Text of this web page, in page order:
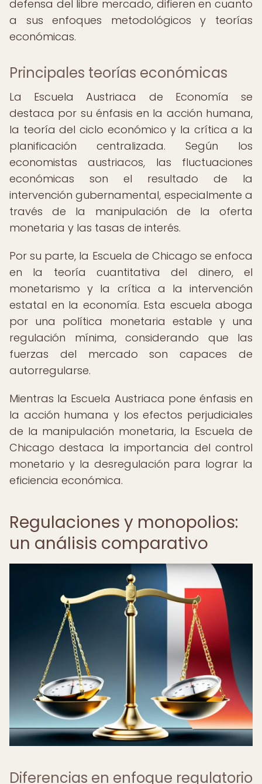
defensa del libre mercado, difieren en cuanto
a sus enfoques metodológicos y teorías
económicas.
Principales teorías económicas
La Escuela Austriaca de Economía se
destaca por su énfasis en la acción humana,
la teoría del ciclo económico y la crítica a la
planificación centralizada. Según los
economistas austriacos, las fluctuaciones
económicas son el resultado de la
intervención gubernamental, especialmente a
través de la manipulación de la oferta
monetaria y las tasas de interés.
Por su parte, la Escuela de Chicago se enfoca
en la teoría cuantitativa del dinero, el
monetarismo y la crítica a la intervención
estatal en la economía. Esta escuela aboga
por una política monetaria estable y una
regulación mínima, considerando que las
fuerzas del mercado son capaces de
autorregularse.
Mientras la Escuela Austriaca pone énfasis en
la acción humana y los efectos perjudiciales
de la manipulación monetaria, la Escuela de
Chicago destaca la importancia del control
monetario y la desregulación para lograr la
eficiencia económica.
Regulaciones y monopolios:
un análisis comparativo
Diferencias en enfoque regulatorio